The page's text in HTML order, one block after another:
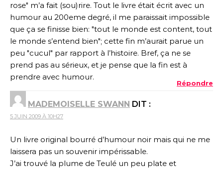
rose" m’a fait (sou)rire. Tout le livre était écrit avec un
humour au 200eme degré, il me paraissait impossible
que ça se finisse bien: "tout le monde est content, tout
le monde s’entend bien"; cette fin m’aurait parue un
peu "cucul" par rapport à l’histoire. Bref, ça ne se
prend pas au sérieux, et je pense que la fin est à
prendre avec humour.
Répondre
MADEMOISELLE SWANN DIT :
5 JUIN 2009 À 10H27
Un livre original bourré d’humour noir mais qui ne me
laissera pas un souvenir impérissable.
J’ai trouvé la plume de Teulé un peu plate et